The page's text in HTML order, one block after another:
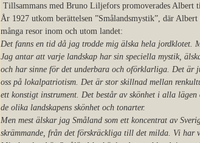
Tillsammans med Bruno Liljefors promoverades Albert
År 1927 utkom berättelsen ”Smålandsmystik”, där
många resor inom och utom landet:
Det fanns en tid då jag trodde mig älska hela jordklotet.
Jag antar att varje landskap har sin speciella mystik,
och har sinne för det underbara och oförklarliga. Det är
oss på lokalpatriotism. Det är stor skillnad mellan
ett konstigt instrument. Det består av skönhet i alla
de olika landskapens skönhet och tonarter.
Men mest älskar jag Småland som ett koncentrat av
skrämmande, från det förskräckliga till det milda. Vi har